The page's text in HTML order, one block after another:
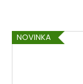
NOVINKA